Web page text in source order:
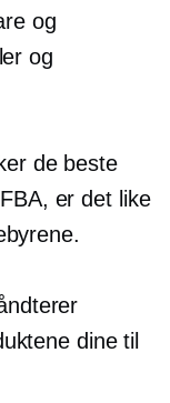
og
og
de beste
er det like
dine til